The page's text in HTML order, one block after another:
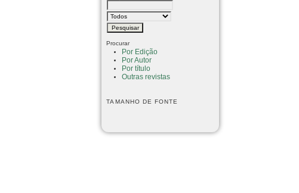
Procurar
Por Edição
Por Autor
Por título
Outras revistas
TAMANHO DE FONTE